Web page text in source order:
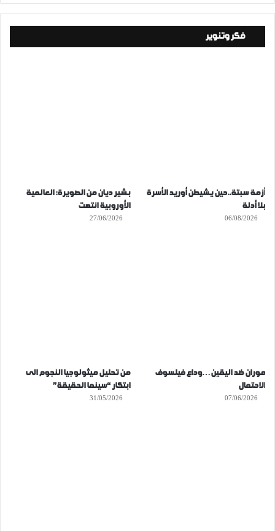
فكر وتنوير
أزمة سبتة..حين يشيطن أوريد الأسرة
بلا أدلة
06/08/2026
بشير ديان من الصويرة: العالمية
الأوروبية انتهت
27/06/2026
موران ضد اليقين…وداع فيلسوف
الاحتمال
07/06/2026
من تحليل ميثولوجيا النجوم الى
ابتكار “سينما الحقيقة”
31/05/2026